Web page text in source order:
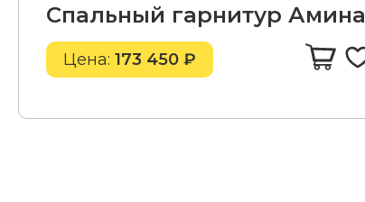
Спальный гарнитур Амина
Цена: 173 450 ₽